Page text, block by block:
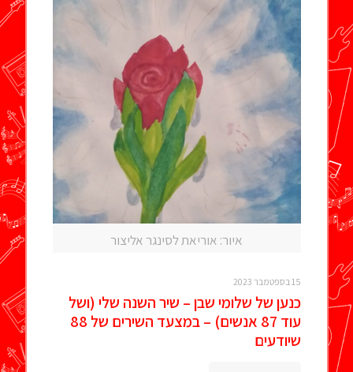
איור: אוריאת לסינגר אליצור
15 בספטמבר 2023
כנען של שלומי שבן – שיר השנה שלי (ושל
עוד 87 אנשים) – במצעד השירים של 88
שיודעים